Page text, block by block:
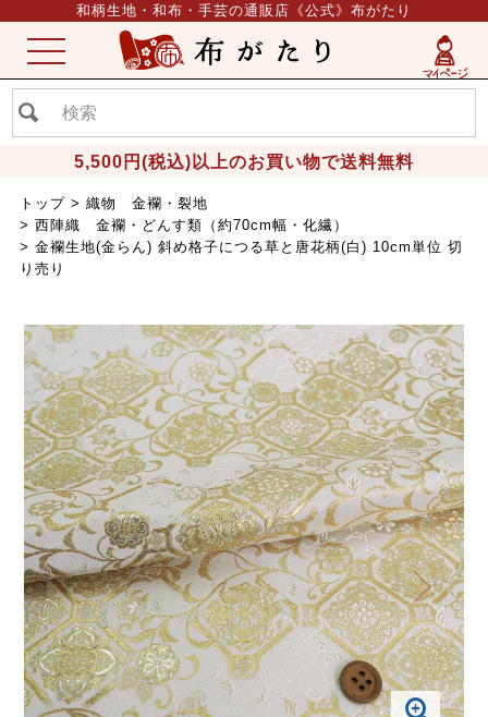
和柄生地・和布・手芸の通販店《公式》布がたり
5,500円(税込)以上のお買い物で送料無料
ME
NU
トップ
織物 金襴・裂地
西陣織 金襴・どんす類（約70cm幅・化繊）
金襴生地(金らん) 斜め格子につる草と唐花柄(白) 10cm単位 切
り売り